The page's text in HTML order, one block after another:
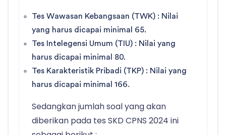
Tes Wawasan Kebangsaan (TWK) : Nilai
yang harus dicapai minimal 65.
Tes Intelegensi Umum (TIU) : Nilai yang
harus dicapai minimal 80.
Tes Karakteristik Pribadi (TKP) : Nilai yang
harus dicapai minimal 166.
Sedangkan jumlah soal yang akan
diberikan pada tes SKD CPNS 2024 ini